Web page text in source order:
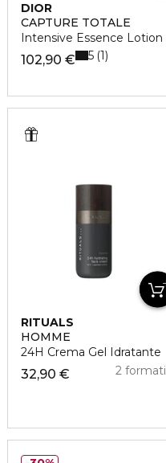
DIOR
CAPTURE TOTALE
Intensive Essence Lotion
102,90 € 5 1
RITUALS
HOMME
24H Crema Gel Idratante
32,90 € 2 formati